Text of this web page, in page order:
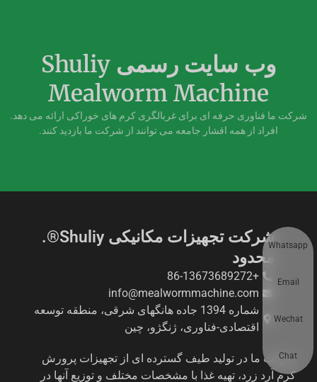
وب سایت رسمی Shuliy
Mealworm Machine
شرکت ما فناوری حرفه ای برای غربالگری کرم های خوراکی ارائه می دهد.
افراد از همه اقشار جامعه می توانند از شرکت ما بازدید کنند.
شرکت تجهیزات مکانیکی Shuliy®.
محدود
+86-13673689272
info@mealwormmachine.com
شماره 1394 جاده هانگهای شرقی، منطقه توسعه
اقتصادی-فناوری، ژنگژو، چین
شرکت ما در تولید طیف گسترده ای از تجهیزات پرورش
کرم آرد زرد، تهیه غذا با مشخصات مختلف و توزیع آنها در
Whatsapp
Email
Wechat
Chat